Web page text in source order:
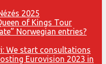
2025
Norwegian entries?
We start consultations
Eurovision 2023 in